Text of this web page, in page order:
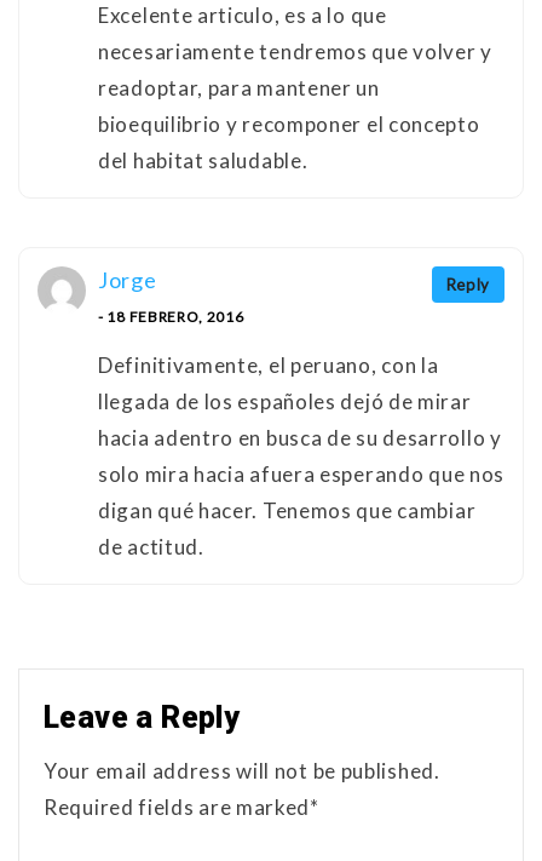
Excelente articulo, es a lo que
necesariamente tendremos que volver y
readoptar, para mantener un
bioequilibrio y recomponer el concepto
del habitat saludable.
Reply
Jorge
- 18 FEBRERO, 2016
Definitivamente, el peruano, con la
llegada de los españoles dejó de mirar
hacia adentro en busca de su desarrollo y
solo mira hacia afuera esperando que nos
digan qué hacer. Tenemos que cambiar
de actitud.
Leave a Reply
Your email address will not be published.
Required fields are marked*